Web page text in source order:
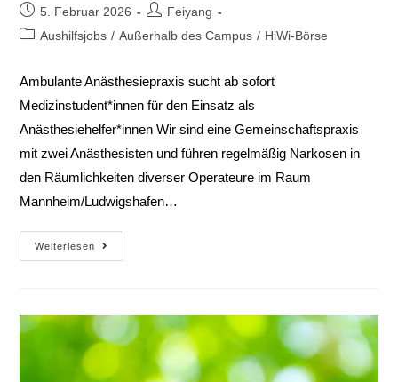
5. Februar 2026
Feiyang
Aushilfsjobs / Außerhalb des Campus / HiWi-Börse
Ambulante Anästhesiepraxis sucht ab sofort
Medizinstudent*innen für den Einsatz als
Anästhesiehelfer*innen Wir sind eine Gemeinschaftspraxis
mit zwei Anästhesisten und führen regelmäßig Narkosen in
den Räumlichkeiten diverser Operateure im Raum
Mannheim/Ludwigshafen…
Weiterlesen